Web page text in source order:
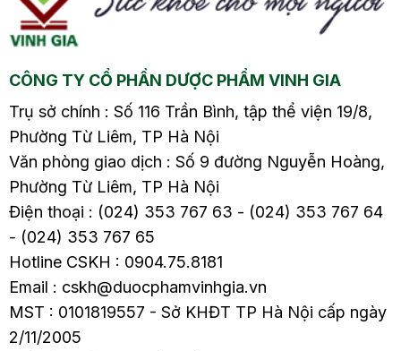
thuốc kháng khuẩn,
tiêu viêm và thúc đẩy
hồi vết thương.
mang thai ngoài tử
cung3.4. Có khối u
viêm loét dạ dày, tá…
CÔNG TY CỔ PHẦN DƯỢC PHẨM VINH GIA
Trụ sở chính : Số 116 Trần Bình, tập thể viện 19/8,
Phường Từ Liêm, TP Hà Nội
Văn phòng giao dịch : Số 9 đường Nguyễn Hoàng,
Phường Từ Liêm, TP Hà Nội
Điện thoại : (024) 353 767 63 - (024) 353 767 64
- (024) 353 767 65
Hotline CSKH : 0904.75.8181
Email : cskh@duocphamvinhgia.vn
MST : 0101819557 - Sở KHĐT TP Hà Nội cấp ngày
2/11/2005